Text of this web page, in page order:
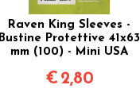
Raven King Sleeves -
Bustine Protettive 41x63
mm (100) - Mini USA
€ 2,80